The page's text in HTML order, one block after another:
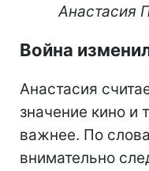
Анастасия
Война
Анастасия
значение кино и
важнее. По
внимательно